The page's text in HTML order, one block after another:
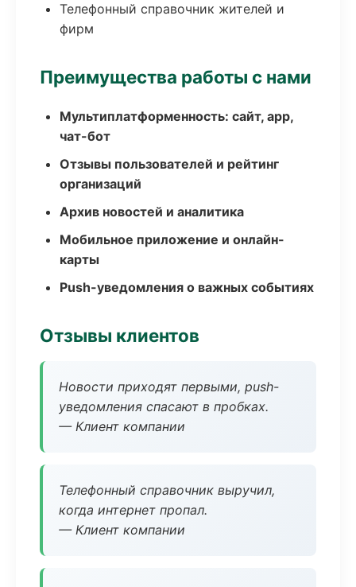
Телефонный справочник жителей и
фирм
Преимущества работы с нами
Мультиплатформенность: сайт, app,
чат-бот
Отзывы пользователей и рейтинг
организаций
Архив новостей и аналитика
Мобильное приложение и онлайн-
карты
Push-уведомления о важных событиях
Отзывы клиентов
Новости приходят первыми, push-
уведомления спасают в пробках.
— Клиент компании
Телефонный справочник выручил,
когда интернет пропал.
— Клиент компании